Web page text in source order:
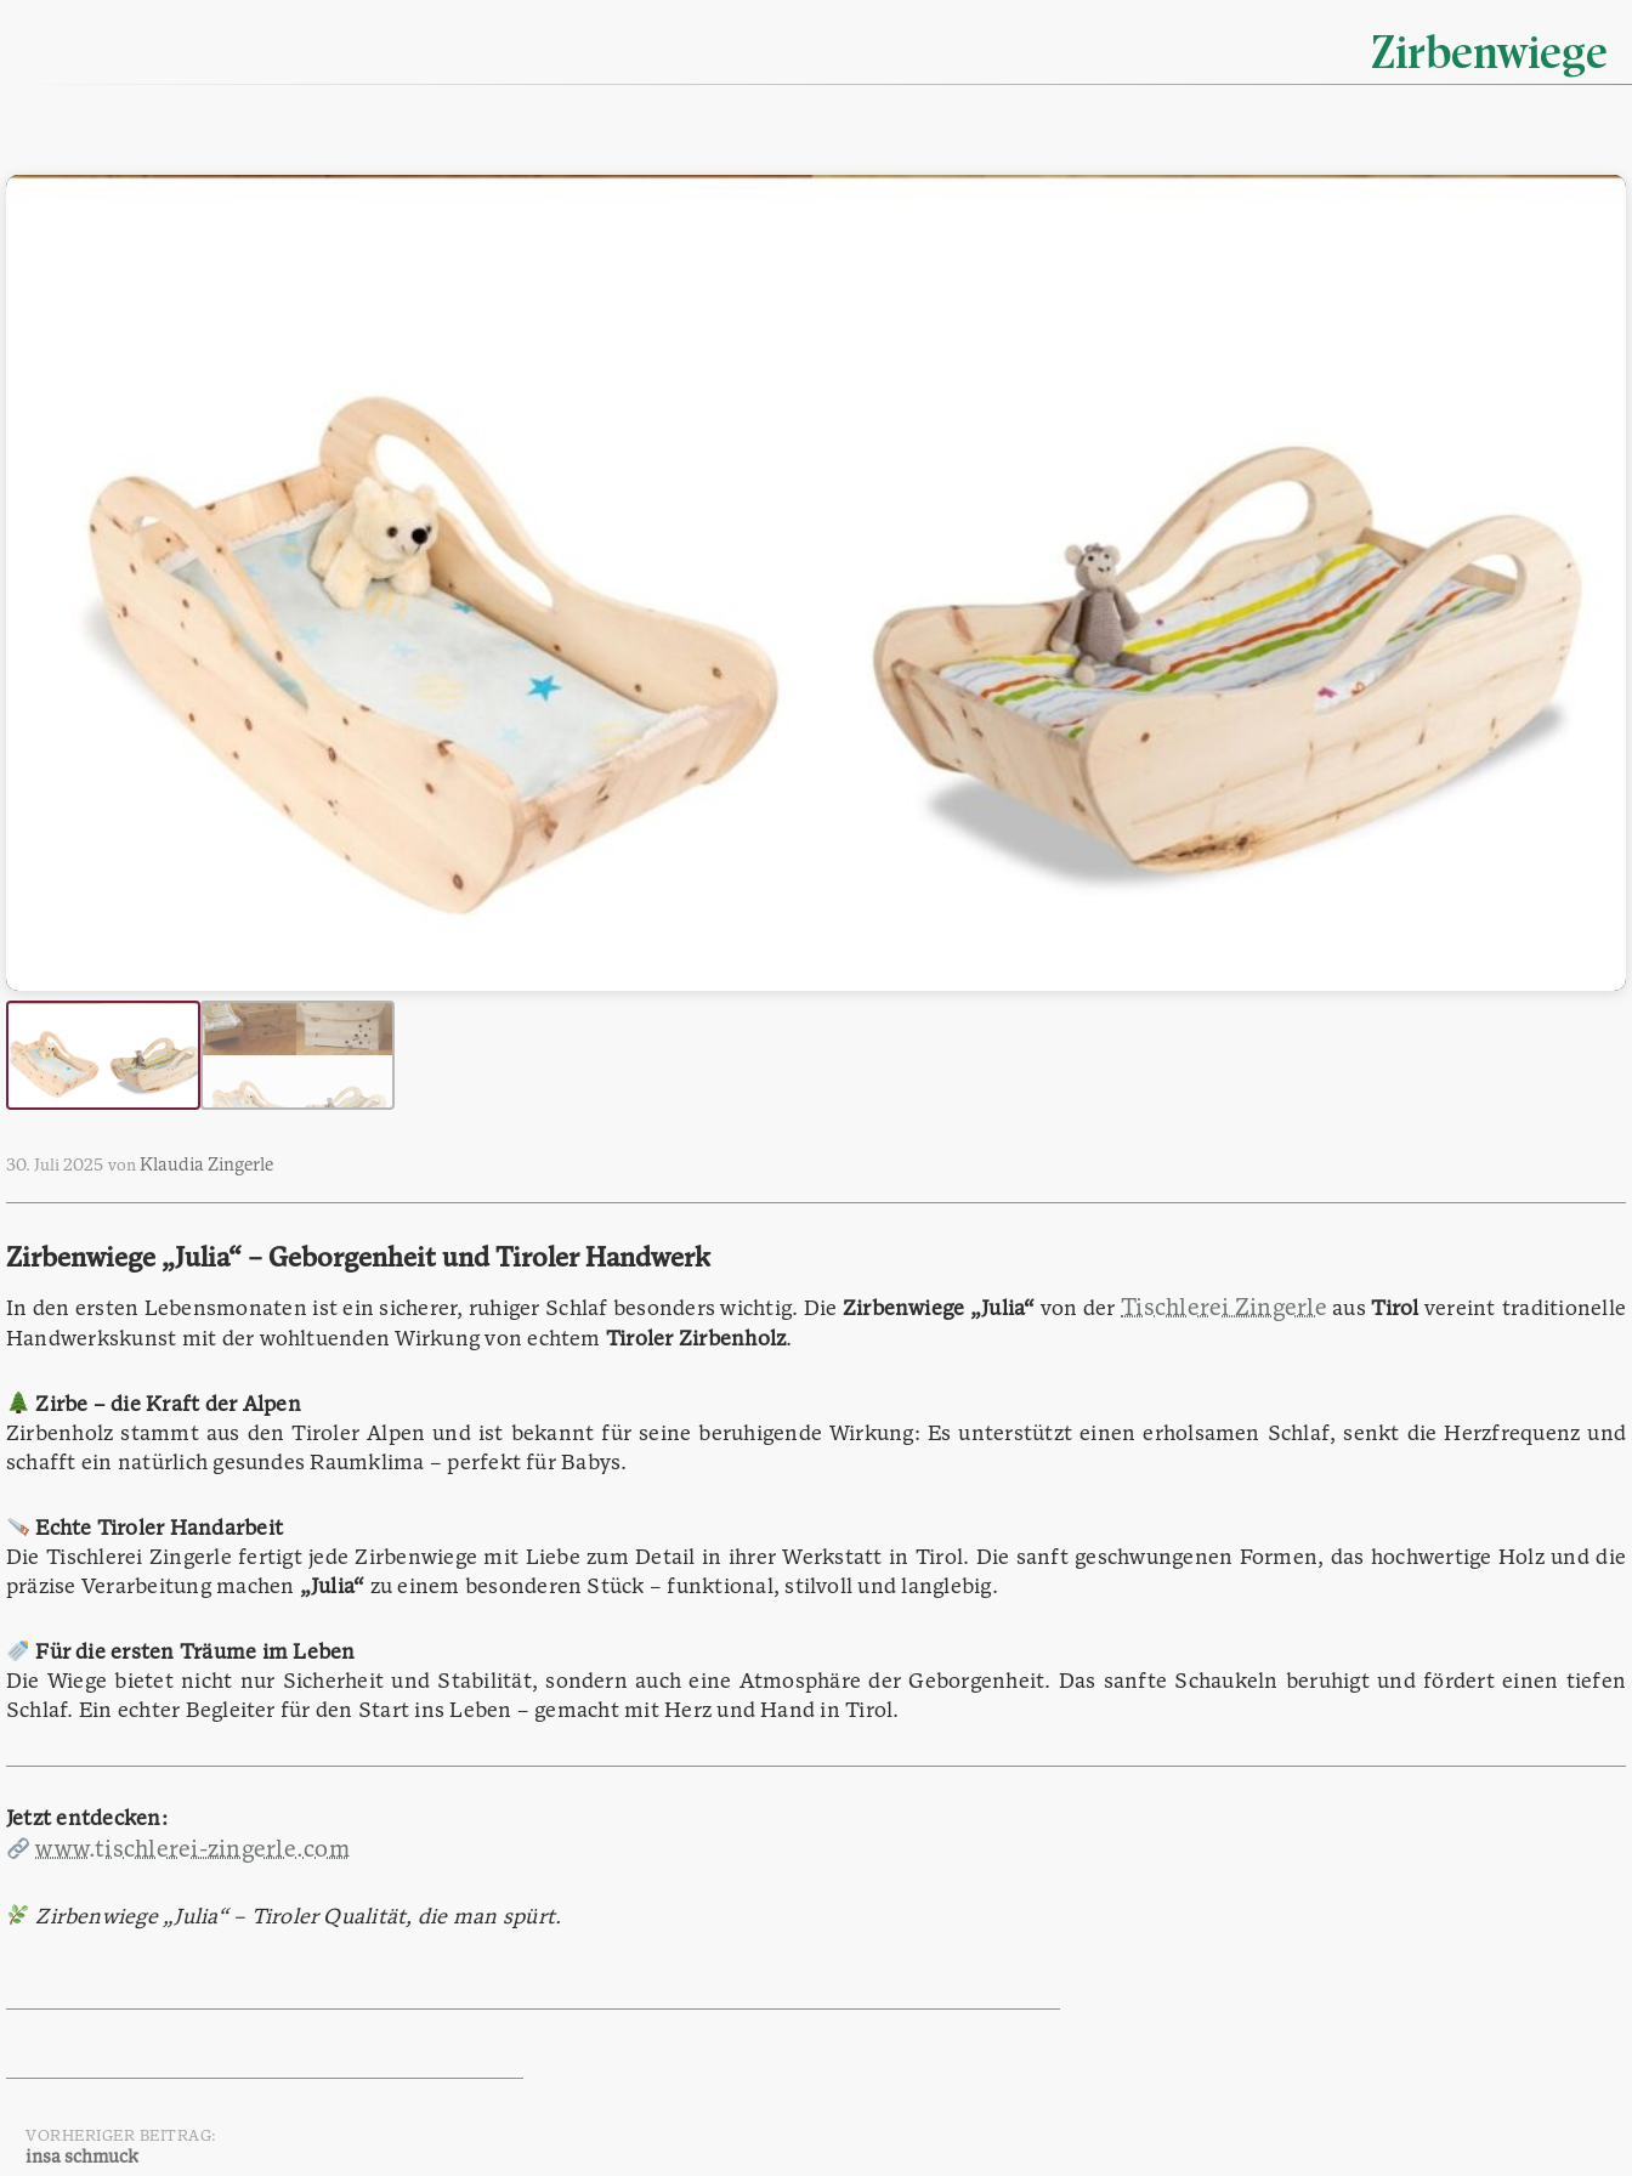
Zirbenwiege
30. Juli 2025 von Klaudia Zingerle
Zirbenwiege „Julia“ – Geborgenheit und Tiroler Handwerk
In den ersten Lebensmonaten ist ein sicherer, ruhiger Schlaf besonders wichtig. Die Zirbenwiege „Julia“ von derTischlerei Zingerle ausTirolvereint traditionelle
Handwerkskunst mit der wohltuenden Wirkung von echtem Tiroler Zirbenholz.
Zirbe – die Kraft der Alpen
Zirbenholz stammt aus den Tiroler Alpen und ist bekannt für seine beruhigende Wirkung: Es unterstützt einen erholsamen Schlaf, senkt die Herzfrequenz und
schafft ein natürlich gesundes Raumklima – perfekt für Babys.
Echte Tiroler Handarbeit
Die Tischlerei Zingerle fertigt jede Zirbenwiege mit Liebe zum Detail in ihrer Werkstatt in Tirol. Die sanft geschwungenen Formen, das hochwertige Holz und die
präzise Verarbeitung machen „Julia“ zu einem besonderen Stück – funktional, stilvoll und langlebig.
Für die ersten Träume im Leben
Die Wiege bietet nicht nur Sicherheit und Stabilität, sondern auch eine Atmosphäre der Geborgenheit. Das sanfte Schaukeln beruhigt und fördert einen tiefen
Schlaf. Ein echter Begleiter für den Start ins Leben – gemacht mit Herz und Hand in Tirol.
Jetzt entdecken:
www.tischlerei-zingerle.com
Zirbenwiege „Julia“ – Tiroler Qualität, die man spürt.
Beitragsnavigation
VORHERIGER BEITRAG:
insa schmuck